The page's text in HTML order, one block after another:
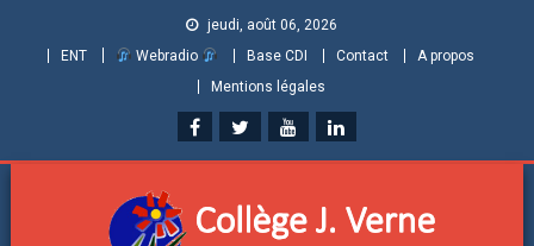
jeudi, août 06, 2026
ENT
Webradio Base CDI Contact
A propos
Mentions légales